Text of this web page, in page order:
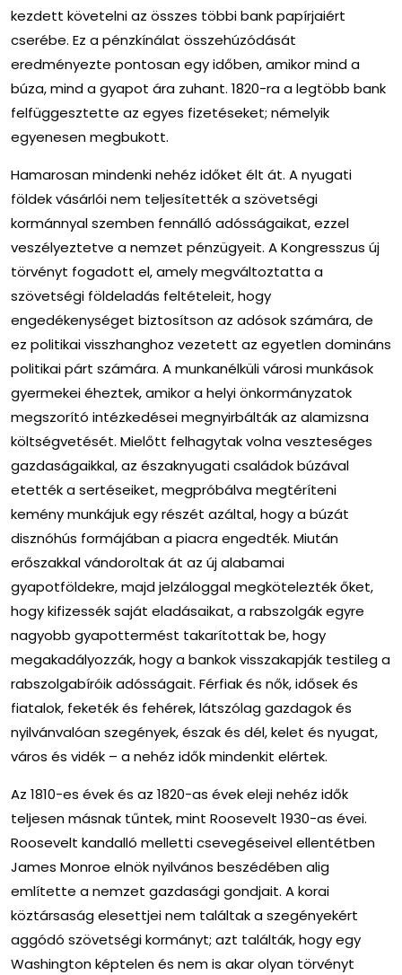
kezdett követelni az összes többi bank papírjaiért
cserébe. Ez a pénzkínálat összehúzódását
eredményezte pontosan egy időben, amikor mind a
búza, mind a gyapot ára zuhant. 1820-ra a legtöbb bank
felfüggesztette az egyes fizetéseket; némelyik
egyenesen megbukott.
Hamarosan mindenki nehéz időket élt át. A nyugati
földek vásárlói nem teljesítették a szövetségi
kormánnyal szemben fennálló adósságaikat, ezzel
veszélyeztetve a nemzet pénzügyeit. A Kongresszus új
törvényt fogadott el, amely megváltoztatta a
szövetségi földeladás feltételeit, hogy
engedékenységet biztosítson az adósok számára, de
ez politikai visszhanghoz vezetett az egyetlen domináns
politikai párt számára. A munkanélküli városi munkások
gyermekei éheztek, amikor a helyi önkormányzatok
megszorító intézkedései megnyirbálták az alamizsna
költségvetését. Mielőtt felhagytak volna veszteséges
gazdaságaikkal, az északnyugati családok búzával
etették a sertéseiket, megpróbálva megtéríteni
kemény munkájuk egy részét azáltal, hogy a búzát
disznóhús formájában a piacra engedték. Miután
erőszakkal vándoroltak át az új alabamai
gyapotföldekre, majd jelzáloggal megkötelezték őket,
hogy kifizessék saját eladásaikat, a rabszolgák egyre
nagyobb gyapottermést takarítottak be, hogy
megakadályozzák, hogy a bankok visszakapják testileg a
rabszolgabíróik adósságait. Férfiak és nők, idősek és
fiatalok, feketék és fehérek, látszólag gazdagok és
nyilvánvalóan szegények, észak és dél, kelet és nyugat,
város és vidék – a nehéz idők mindenkit elértek.
Az 1810-es évek és az 1820-as évek eleji nehéz idők
teljesen másnak tűntek, mint Roosevelt 1930-as évei.
Roosevelt kandalló melletti csevegéseivel ellentétben
James Monroe elnök nyilvános beszédében alig
említette a nemzet gazdasági gondjait. A korai
köztársaság elesettjei nem találtak a szegényekért
aggódó szövetségi kormányt; azt találták, hogy egy
Washington képtelen és nem is akar olyan törvényt